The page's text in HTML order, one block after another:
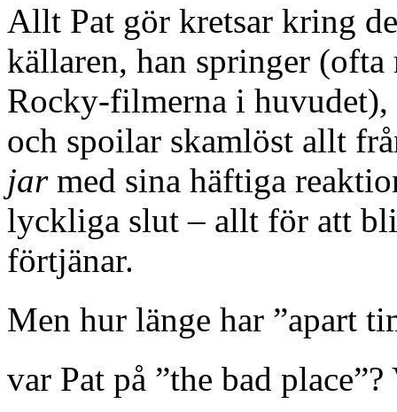
Allt Pat gör kretsar kring
källaren, han springer
Rocky-filmerna i
och spoilar skamlöst allt
jarmed sina häftiga
lyckliga slut – allt för att
förtjänar.
Men hur länge har ”apart
var Pat på ”the bad